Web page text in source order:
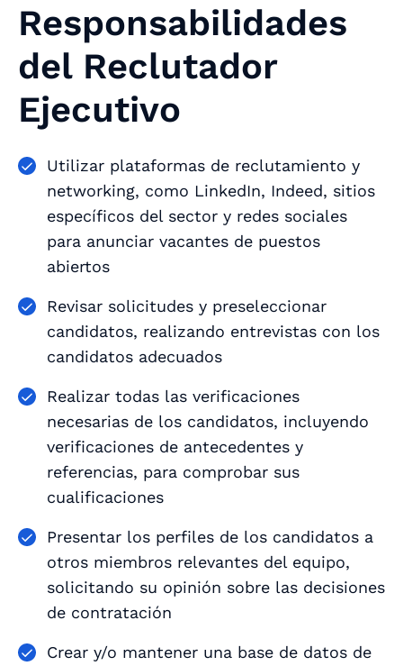
Responsabilidades
del Reclutador
Ejecutivo
Utilizar plataformas de reclutamiento y
networking, como LinkedIn, Indeed, sitios
específicos del sector y redes sociales
para anunciar vacantes de puestos
abiertos
Revisar solicitudes y preseleccionar
candidatos, realizando entrevistas con los
candidatos adecuados
Realizar todas las verificaciones
necesarias de los candidatos, incluyendo
verificaciones de antecedentes y
referencias, para comprobar sus
cualificaciones
Presentar los perfiles de los candidatos a
otros miembros relevantes del equipo,
solicitando su opinión sobre las decisiones
de contratación
Crear y/o mantener una base de datos de